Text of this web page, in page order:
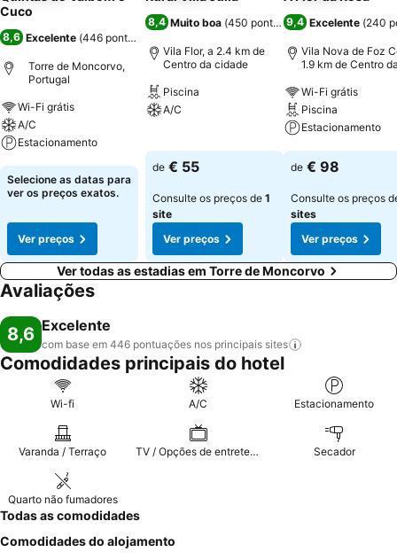
Cuco
8,6 Excelente (446 pontuações
Torre de Moncorvo,
Portugal
Wi-Fi grátis
A/C
Estacionamento
Ver preços
Selecione as datas para
ver os preços exatos.
Ver preços
8,4 Muito boa (450 pontuações )
Vila Flor, a 2.4 km de
Centro da cidade
Piscina
A/C
de € 55
Consulte os preços de 1
site
Ver preços
9,4 Excelente (240
Vila Nova de Foz
1.9 km de Centro
Wi-Fi grátis
Piscina
Estacionamento
Ver preços
de € 98
Consulte os preços
sites
Ver preços
Ver todas as estadias em Torre de Moncorvo
Avaliações
8,6 Excelente
com base em 446 pontuações nos principais sites
Comodidades principais do hotel
Wi-fi A/C Estacionamento
Varanda / Terraço TV / Opções de entretenimento Secador
Quarto não fumadores
Todas as comodidades
Comodidades do alojamento